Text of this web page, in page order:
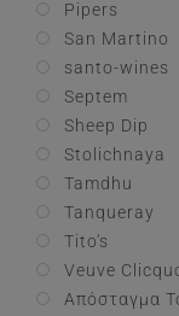
Pipers
San Martino
santo-wines
Septem
Sheep Dip
Stolichnaya
Tamdhu
Tanqueray
Tito's
Veuve
Απόσταγμα